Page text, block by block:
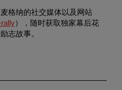
格纳的社交媒体以及网站
），随时获取独家幕后花
志故事。